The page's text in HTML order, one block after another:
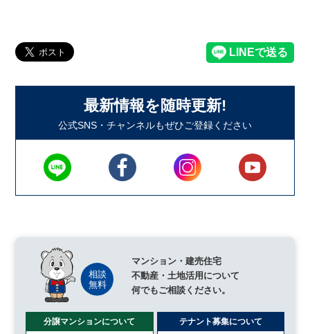
最新情報を随時更新!
公式SNS・チャンネルもぜひご登録ください
マンション・建売住宅
不動産・土地活用について
何でもご相談ください。
分譲マンションについて テナント募集について